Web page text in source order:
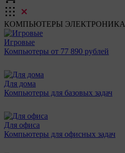
КОМПЬЮТЕРЫ ЭЛЕКТРОНИКА
Игровые
Компьютеры от 77 890 рублей
Для дома
Компьютеры для базовых задач
Для офиса
Компьютеры для офисных задач